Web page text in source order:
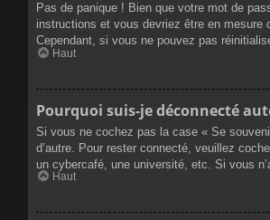
Pas de panique ! Bien que votre mot de
instructions et vous devriez être en mesure
Cependant, si vous ne pouvez pas
Haut
Pourquoi suis-je déconnecté
Si vous ne cochez pas la case « Se
d’autre. Pour rester connecté, veuillez
un cybercafé, une université, etc. Si vous
Haut